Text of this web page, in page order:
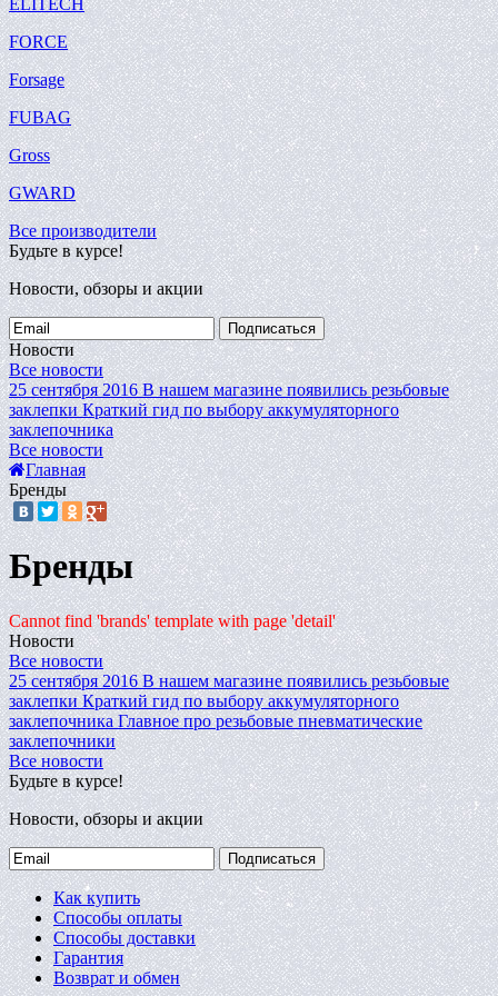
FORCE
Forsage
FUBAG
Gross
GWARD
Все производители
Будьте в курсе!
Новости, обзоры и акции
Подписаться
Новости
Все новости
25 сентября 2016 В нашем магазине появились резьбовые
заклепки Краткий гид по выбору аккумуляторного
заклепочника
Все новости
Главная
Бренды
Бренды
Cannot find 'brands' template with page 'detail'
Новости
Все новости
25 сентября 2016 В нашем магазине появились резьбовые
заклепки Краткий гид по выбору аккумуляторного
заклепочника Главное про резьбовые пневматические
заклепочники
Все новости
Будьте в курсе!
Новости, обзоры и акции
Подписаться
Как купить
Способы оплаты
Способы доставки
Гарантия
Возврат и обмен